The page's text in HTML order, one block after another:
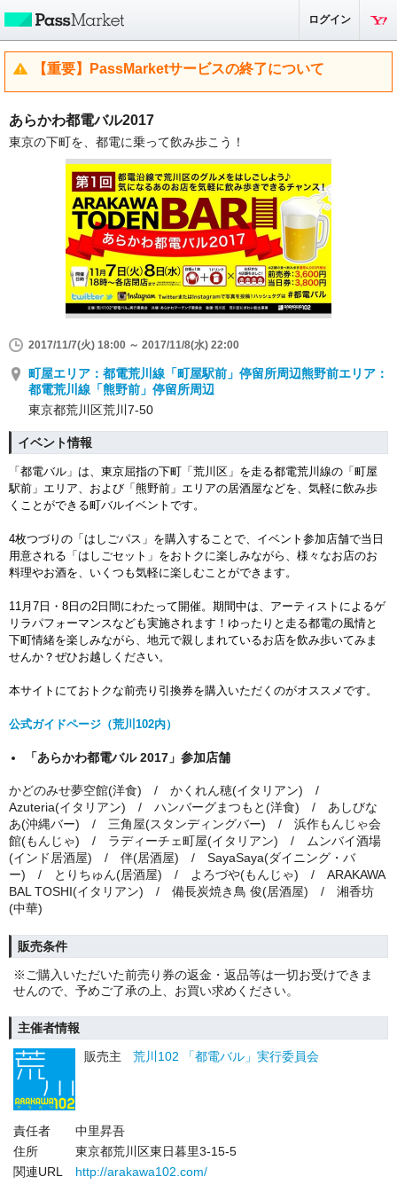
ログイン
【重要】PassMarketサービスの終了について
あらかわ都電バル2017
東京の下町を、都電に乗って飲み歩こう！
2017/11/7(火) 18:00 ～ 2017/11/8(水) 22:00
町屋エリア：都電荒川線「町屋駅前」停留所周辺熊野前エリア：
都電荒川線「熊野前」停留所周辺
東京都荒川区荒川7-50
イベント情報
「都電バル」は、東京屈指の下町「荒川区」を走る都電荒川線の「町屋
駅前」エリア、および「熊野前」エリアの居酒屋などを、気軽に飲み歩
くことができる町バルイベントです。
4枚つづりの「はしごパス」を購入することで、イベント参加店舗で当日
用意される「はしごセット」をおトクに楽しみながら、様々なお店のお
料理やお酒を、いくつも気軽に楽しむことができます。
11月7日・8日の2日間にわたって開催。期間中は、アーティストによるゲ
リラパフォーマンスなども実施されます！ ゆったりと走る都電の風情と
下町情緒を楽しみながら、 地元で親しまれているお店を飲み歩いてみま
せんか？ぜひお越しください。
本サイトにておトクな前売り引換券を購入いただくのがオススメです。
公式ガイドページ（荒川102内）
「あらかわ都電バル 2017」参加店舗
かどのみせ夢空館(洋食) / かくれん穂(イタリアン) /
Azuteria(イタリアン) / ハンバーグまつもと(洋食) / あしびな
あ(沖縄バー) / 三角屋(スタンディングバー) / 浜作もんじゃ会
館(もんじゃ) / ラディーチェ町屋(イタリアン) / ムンバイ酒場
(インド居酒屋) / 伴(居酒屋) / SayaSaya(ダイニング・バ
ー) / とりちゅん(居酒屋) / よろづや(もんじゃ) / ARAKAWA
BAL TOSHI(イタリアン) / 備長炭焼き鳥 俊(居酒屋) / 湘香坊
(中華)
販売条件
※ご購入いただいた前売り券の返金・返品等は一切お受けできま
せんので、予めご了承の上、お買い求めください。
主催者情報
販売主
荒川102 「都電バル」実行委員会
責任者
中里昇吾
住所
東京都荒川区東日暮里3-15-5
関連URL
http://arakawa102.com/